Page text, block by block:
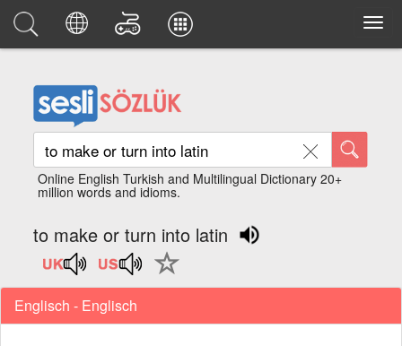
Online English Turkish and Multilingual Dictionary 20+
million words and idioms.
to make or turn into latin
Englisch - Englisch